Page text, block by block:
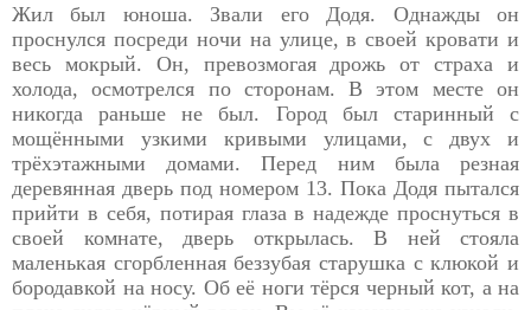
Жил был юноша. Звали его Додя. Однажды он
проснулся посреди ночи на улице, в своей кровати и
весь мокрый. Он, превозмогая дрожь от страха и
холода, осмотрелся по сторонам. В этом месте он
никогда раньше не был. Город был старинный с
мощёнными узкими кривыми улицами, с двух и
трёхэтажными домами. Перед ним была резная
деревянная дверь под номером 13. Пока Додя пытался
прийти в себя, потирая глаза в надежде проснуться в
своей комнате, дверь открылась. В ней стояла
маленькая сгорбленная беззубая старушка с клюкой и
бородавкой на носу. Об её ноги тёрся черный кот, а на